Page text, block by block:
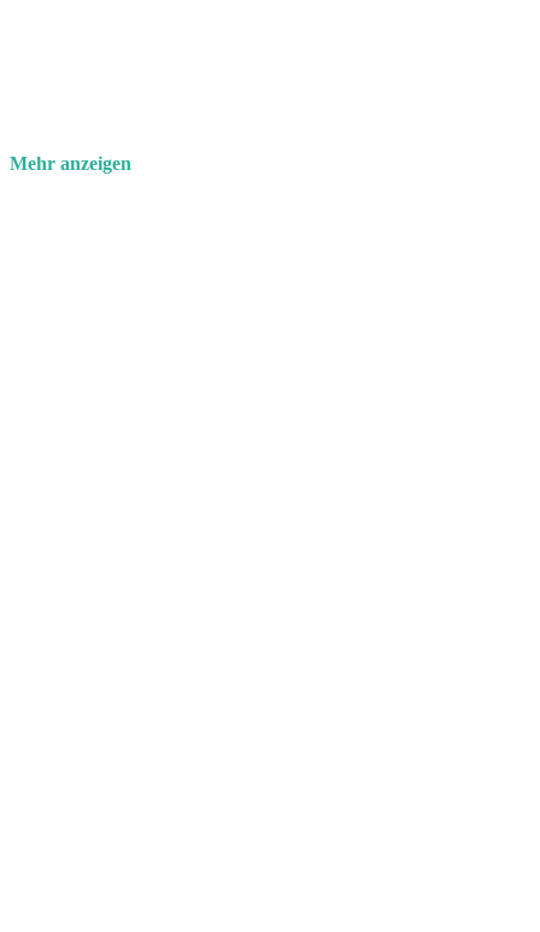
Mehr anzeigen